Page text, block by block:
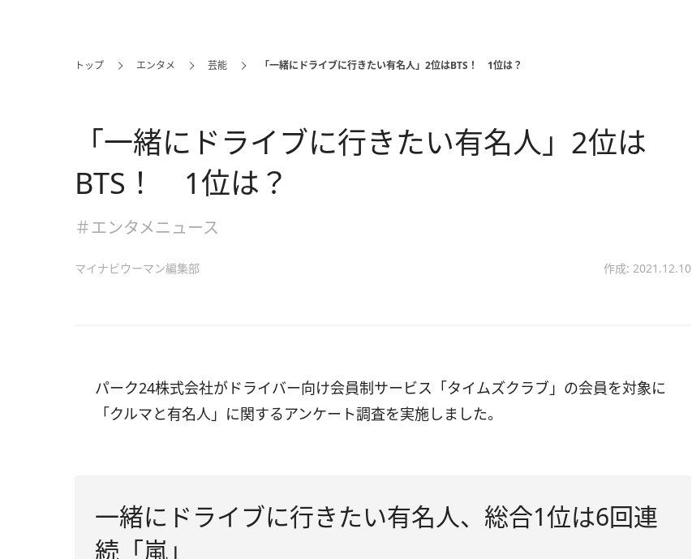
トップ エンタメ 芸能 「一緒にドライブに行きたい有名人」2位はBTS！ 1位は？
「一緒にドライブに行きたい有名人」2位は
BTS！ 1位は？
＃エンタメニュース
マイナビウーマン編集部 作成: 2021.12.10
パーク24株式会社がドライバー向け会員制サービス「タイムズクラブ」の会員を対象に
「クルマと有名人」に関するアンケート調査を実施しました。
一緒にドライブに行きたい有名人、総合1位は6回連
続「嵐」